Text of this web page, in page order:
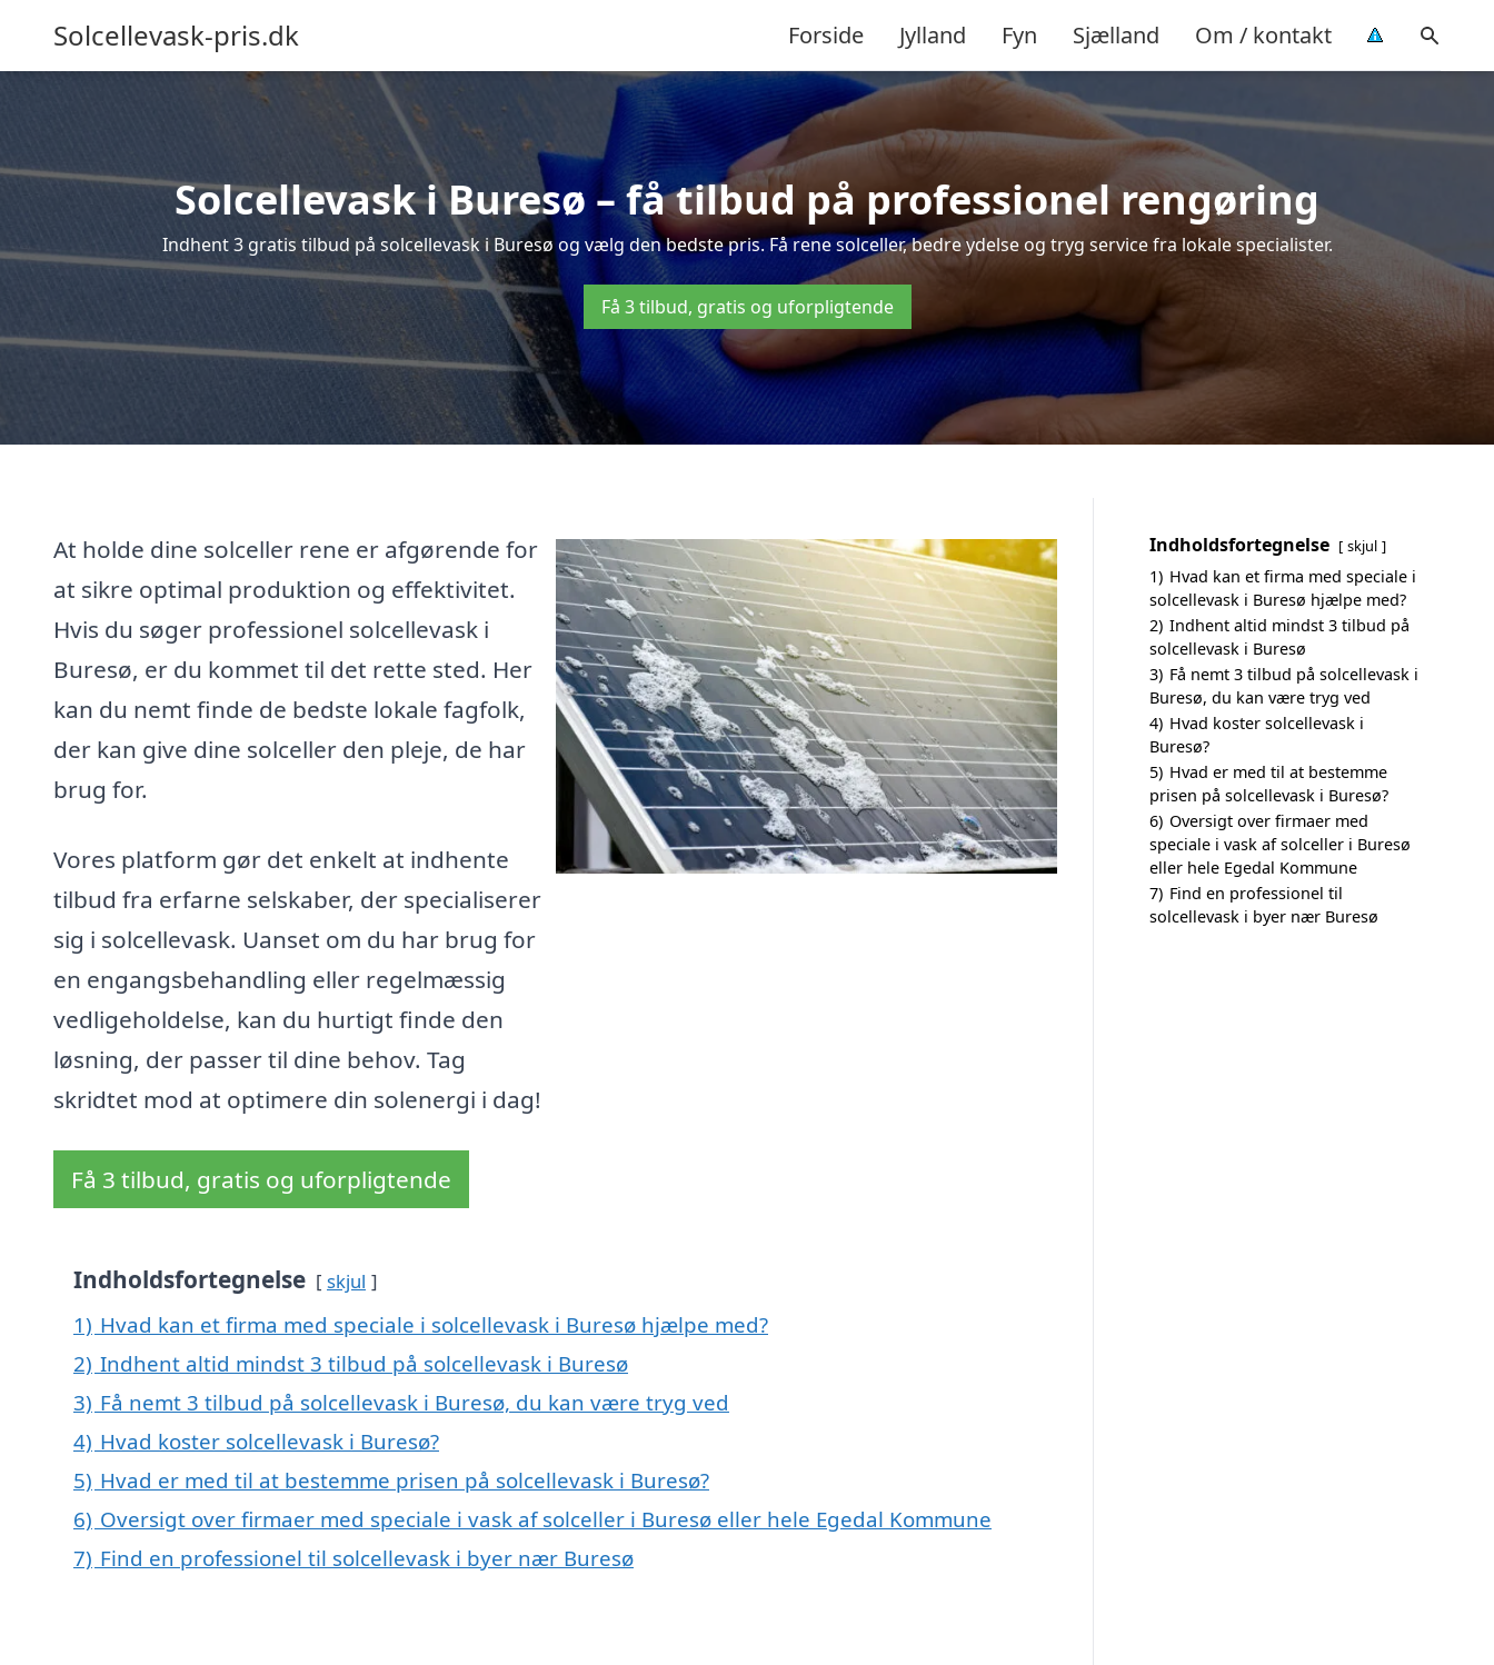
Solcellevask-pris.dk Forside Jylland Fyn Sjælland Om / kontakt
Solcellevask i Buresø – få tilbud på professionel rengøring
Indhent 3 gratis tilbud på solcellevask i Buresø og vælg den bedste pris. Få rene solceller, bedre ydelse og tryg service fra lokale specialister.
Få 3 tilbud, gratis og uforpligtende
At holde dine solceller rene er afgørende for
at sikre optimal produktion og effektivitet.
Hvis du søger professionel solcellevask i
Buresø, er du kommet til det rette sted. Her
kan du nemt finde de bedste lokale fagfolk,
der kan give dine solceller den pleje, de har
brug for.
Vores platform gør det enkelt at indhente
tilbud fra erfarne selskaber, der specialiserer
sig i solcellevask. Uanset om du har brug for
en engangsbehandling eller regelmæssig
vedligeholdelse, kan du hurtigt finde den
løsning, der passer til dine behov. Tag
skridtet mod at optimere din solenergi i dag!
Få 3 tilbud, gratis og uforpligtende
Indholdsfortegnelse skjul
1) Hvad kan et firma med speciale i solcellevask i Buresø hjælpe med?
2) Indhent altid mindst 3 tilbud på solcellevask i Buresø
3) Få nemt 3 tilbud på solcellevask i Buresø, du kan være tryg ved
4) Hvad koster solcellevask i Buresø?
5) Hvad er med til at bestemme prisen på solcellevask i Buresø?
6) Oversigt over firmaer med speciale i vask af solceller i Buresø eller hele Egedal Kommune
7) Find en professionel til solcellevask i byer nær Buresø
Indholdsfortegnelse skjul
1) Hvad kan et firma med speciale i
solcellevask i Buresø hjælpe med?
2) Indhent altid mindst 3 tilbud på
solcellevask i Buresø
3) Få nemt 3 tilbud på solcellevask i
Buresø, du kan være tryg ved
4) Hvad koster solcellevask i
Buresø?
5) Hvad er med til at bestemme
prisen på solcellevask i Buresø?
6) Oversigt over firmaer med
speciale i vask af solceller i Buresø
eller hele Egedal Kommune
7) Find en professionel til
solcellevask i byer nær Buresø